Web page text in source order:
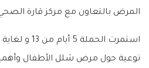
المرض بالتعاون مع مركز قارة
توعية حول مرض شلل الأطفال